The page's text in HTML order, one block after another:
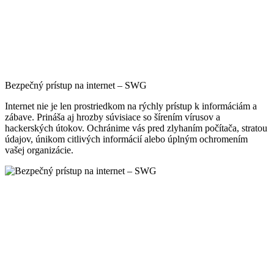
Bezpečný prístup na internet – SWG
Internet nie je len prostriedkom na rýchly prístup k informáciám a
zábave. Prináša aj hrozby súvisiace so šírením vírusov a
hackerských útokov. Ochránime vás pred zlyhaním počítača, stratou
údajov, únikom citlivých informácií alebo úplným ochromením
vašej organizácie.